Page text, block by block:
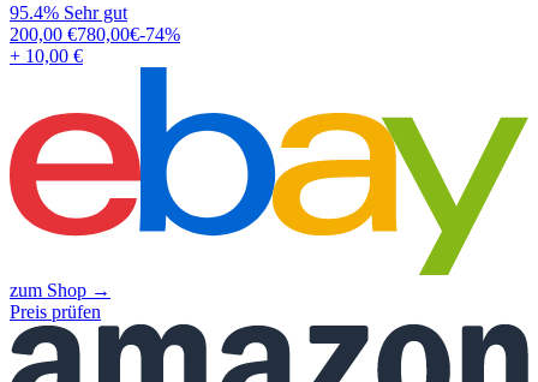
95.4% Sehr gut
200,00 €780,00€-74%
+ 10,00 €
zum Shop →
Preis prüfen